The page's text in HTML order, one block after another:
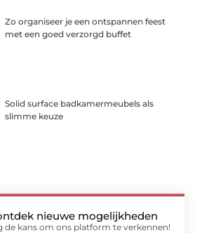
Zo organiseer je een ontspannen feest
met een goed verzorgd buffet
Solid surface badkamermeubels als
slimme keuze
nieuwe mogelijkheden
de kans om ons platform te verkennen!